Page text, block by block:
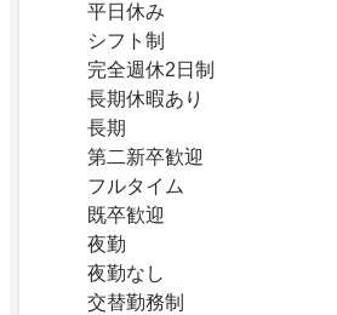
平日休み
シフト制
完全週休2日制
長期休暇あり
長期
第二新卒歓迎
フルタイム
既卒歓迎
夜勤
夜勤なし
交替勤務制